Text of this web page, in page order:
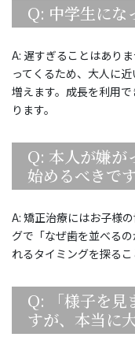
Q: 中学生にな
A: 遅すぎることはあり
ってくるため、大人に
増えます。成長を利用
ります。
Q: 本人が嫌が
始めるべきで
A: 矯正治療にはお子様
グで「なぜ歯を並べる
れるタイミングを探るこ
Q: 「様子を見
すが、本当に